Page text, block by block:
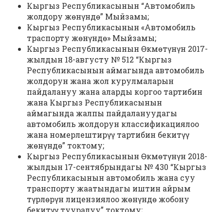
Кыргыз Республикасынын “Автомобиль
жолдору жөнүндө” Мыйзамы;
Кыргыз Республикасынын «Автомобиль
траспорту жөнүндө» Мыйзамы;
Кыргыз Республикасынын Өкмөтүнүн 2017-
жылдын 18-августу № 512 “Кыргыз
Республикасынын аймагында автомобиль
жолдорун жана жол курулмаларын
пайдалануу жана аларды коргоо тартибин
жана Кыргыз Республикасынын
аймагында жалпы пайдалануудагы
автомобиль жолдорун классификациялоо
жана номерлештирүү тартибин бекитүү
жөнүндө” токтому;
Кыргыз Республикасынын Өкмөтүнүн 2018-
жылдын 17-сентябрындагы № 430 “Кыргыз
Республикасынын автомобиль жана суу
транспорту жаатындагы иштин айрым
түрлөрүн лицензиялоо жөнүндө жобону
бекитүү тууралуу” токтому;